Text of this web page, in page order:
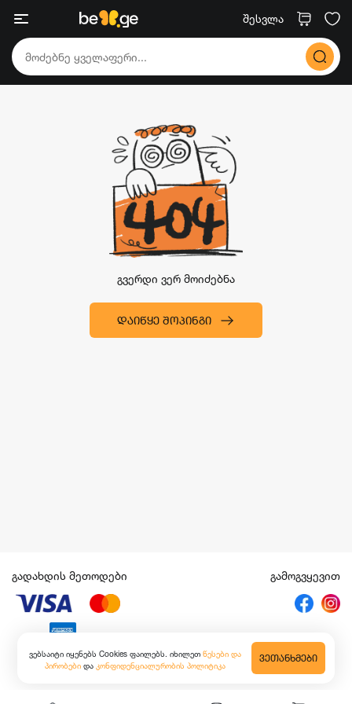
შესვლა
გვერდი ვერ მოიძებნა
ᲓᲐᲘᲬᲧᲔ ᲨᲝᲞᲘᲜᲒᲘ
ვებსაიტი იყენებს Cookies ფაილებს. იხილეთ წესები და
პირობები და კონფიდენციალურობის პოლიტიკა
ᲕᲔᲗᲐᲜᲮᲛᲔᲑᲘ
გადახდის მეთოდები გამოგვყევით